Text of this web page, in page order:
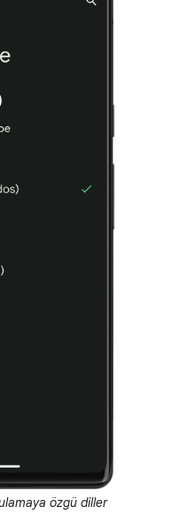
özgü diller